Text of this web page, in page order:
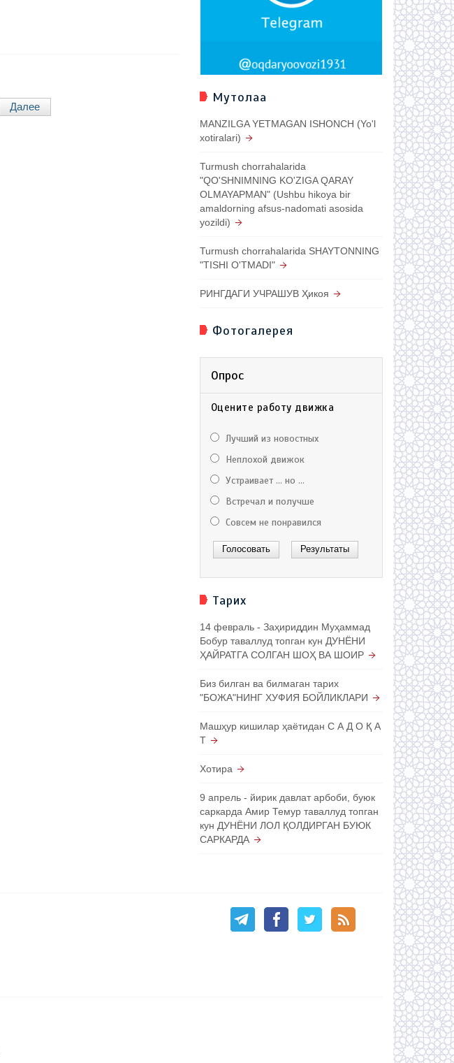
Далее
Мутолаа
MANZILGA YETMAGAN ISHONCH (Yo'l
xotiralari)
Turmush chorrahalarida
"QO'SHNIMNING KO'ZIGA QARAY
OLMAYAPMAN" (Ushbu hikoya bir
amaldorning afsus-nadomati asosida
yozildi)
Turmush chorrahalarida SHAYTONNING
"TISHI O'TMADI"
РИНГДАГИ УЧРАШУВ Ҳикоя
Фотогалерея
Опрос
Оцените работу движка
Лучший из новостных
Неплохой движок
Устраивает ... но ...
Встречал и получше
Совсем не понравился
Тарих
14 февраль - Заҳириддин Муҳаммад
Бобур таваллуд топган кун ДУНЁНИ
ҲАЙРАТГА СОЛГАН ШОҲ ВА ШОИР
Биз билган ва билмаган тарих
"БОЖА"НИНГ ХУФИЯ БОЙЛИКЛАРИ
Машҳур кишилар ҳаётидан С А Д О Қ А
Т
Хотира
9 апрель - йирик давлат арбоби, буюк
саркарда Амир Темур таваллуд топган
кун ДУНЁНИ ЛОЛ ҚОЛДИРГАН БУЮК
САРКАРДА